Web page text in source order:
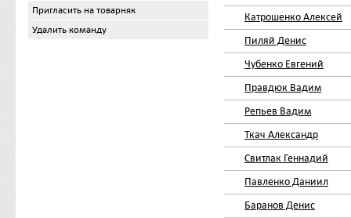
Пригласить на товарняк
Удалить команду
Катрошенко Алексей
Пиляй Денис
Чубенко Евгений
Правдюк Вадим
Репьев Вадим
Ткач Александр
Свитлак Геннадий
Павленко Даниил
Баранов Денис